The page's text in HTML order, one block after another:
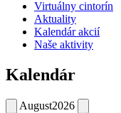
Virtuálny cintorín
Aktuality
Kalendár akcií
Naše aktivity
Kalendár
August2026